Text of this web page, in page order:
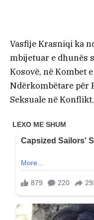
Vasfije Krasniqi ka
mbijetuar e dhunës
Kosovë, në Kombet
Ndërkombëtare për
Seksuale në Konflikt.